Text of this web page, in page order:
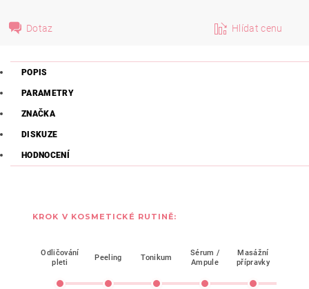
Dotaz Hlídat cenu
POPIS
PARAMETRY
ZNAČKA
DISKUZE
HODNOCENÍ
KROK V KOSMETICKÉ RUTINĚ:
Odličování
pleti
Peeling Tonikum
Sérum /
Ampule
Masážní
přípravky